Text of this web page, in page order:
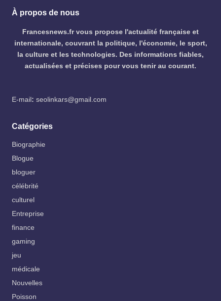
À propos de nous
Francesnews.fr vous propose l'actualité française et
internationale, couvrant la politique, l'économie, le sport,
la culture et les technologies. Des informations fiables,
actualisées et précises pour vous tenir au courant.
E-mail: seolinkars@gmail.com
Catégories
Biographie
Blogue
bloguer
célébrité
culturel
Entreprise
finance
gaming
jeu
médicale
Nouvelles
Poisson